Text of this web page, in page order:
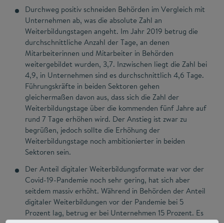
Durchweg positiv schneiden Behörden im Vergleich mit
Unternehmen ab, was die absolute Zahl an
Weiterbildungstagen angeht. Im Jahr 2019 betrug die
durchschnittliche Anzahl der Tage, an denen
Mitarbeiterinnen und Mitarbeiter in Behörden
weitergebildet wurden, 3,7. Inzwischen liegt die Zahl bei
4,9, in Unternehmen sind es durchschnittlich 4,6 Tage.
Führungskräfte in beiden Sektoren gehen
gleichermaßen davon aus, dass sich die Zahl der
Weiterbildungstage über die kommenden fünf Jahre auf
rund 7 Tage erhöhen wird. Der Anstieg ist zwar zu
begrüßen, jedoch sollte die Erhöhung der
Weiterbildungstage noch ambitionierter in beiden
Sektoren sein.
Der Anteil digitaler Weiterbildungsformate war vor der
Covid-19-Pandemie noch sehr gering, hat sich aber
seitdem massiv erhöht. Während in Behörden der Anteil
digitaler Weiterbildungen vor der Pandemie bei 5
Prozent lag, betrug er bei Unternehmen 15 Prozent. Es